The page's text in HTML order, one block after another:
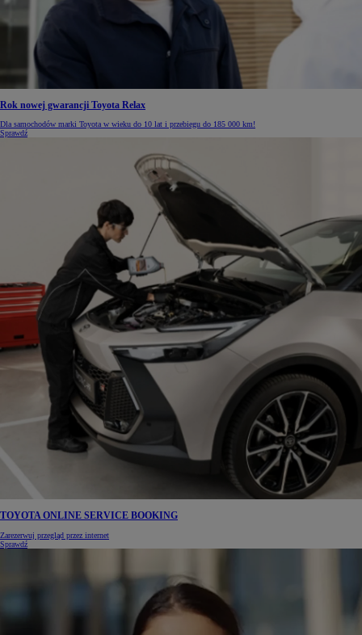
Rok nowej gwarancji Toyota Relax
Dla samochodów marki Toyota w wieku do 10 lat i przebiegu do 185 000 km!
Sprawdź
TOYOTA ONLINE SERVICE BOOKING
Zarezerwuj przegląd przez internet
Sprawdź